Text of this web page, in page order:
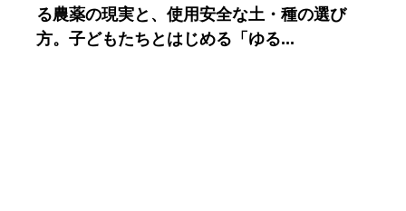
る農薬の現実と、使用安全な土・種の選び
方。子どもたちとはじめる「ゆる...